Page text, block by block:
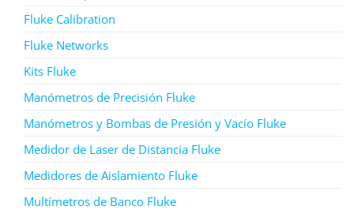
Fluke Calibration
Fluke Networks
Kits Fluke
Manómetros de Precisión Fluke
Manómetros y Bombas de Presión y Vacío Fluke
Medidor de Laser de Distancia Fluke
Medidores de Aislamiento Fluke
Multímetros de Banco Fluke